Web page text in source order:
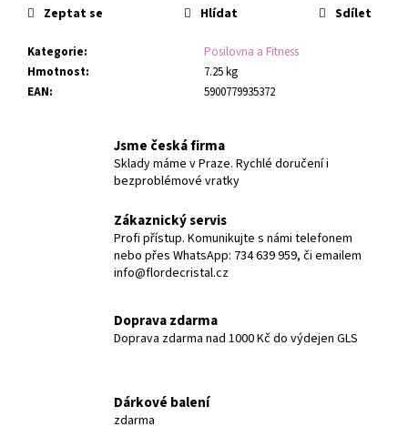
Kategorie:
Posilovna a Fitness
Hmotnost:
7.25 kg
EAN: 5900779935372
Zeptat se Hlídat Sdílet
Jsme česká firma
Sklady máme v Praze. Rychlé doručení i
bezproblémové vratky
Zákaznický servis
Profi přístup. Komunikujte s námi telefonem
nebo přes WhatsApp: 734 639 959, či emailem
info@flordecristal.cz
Doprava zdarma
Doprava zdarma nad 1000 Kč do výdejen GLS
Dárkové balení
zdarma